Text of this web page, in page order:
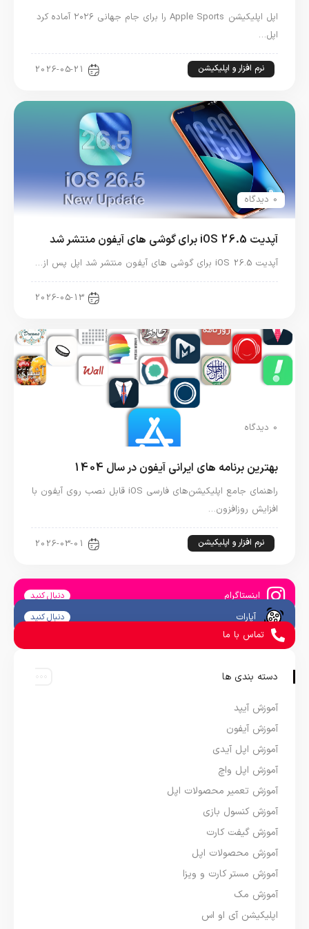
اپل اپلیکیشن Apple Sports را برای جام جهانی ۲۰۲۶ آماده کرد
اپل…
نرم افزار و اپلیکیشن 2026-05-21
0 دیدگاه
آپدیت iOS 26.5 برای گوشی های آیفون منتشر شد
آپدیت iOS 26.5 برای گوشی های آیفون منتشر شد اپل پس از…
2026-05-13
0 دیدگاه
بهترین برنامه های ایرانی آیفون در سال 1404
راهنمای جامع اپلیکیشن‌های فارسی iOS قابل نصب روی آیفون با
افزایش روزافزون…
نرم افزار و اپلیکیشن 2026-03-01
اینستاگرام دنبال کنید
آپارات دنبال کنید
تماس با ما
دسته بندی ها
آموزش آیپد
آموزش آیفون
آموزش اپل آیدی
آموزش اپل واچ
آموزش تعمیر محصولات اپل
آموزش کنسول بازی
آموزش گیفت کارت
آموزش محصولات اپل
آموزش مستر کارت و ویزا
آموزش مک
اپلیکیشن آی او اس